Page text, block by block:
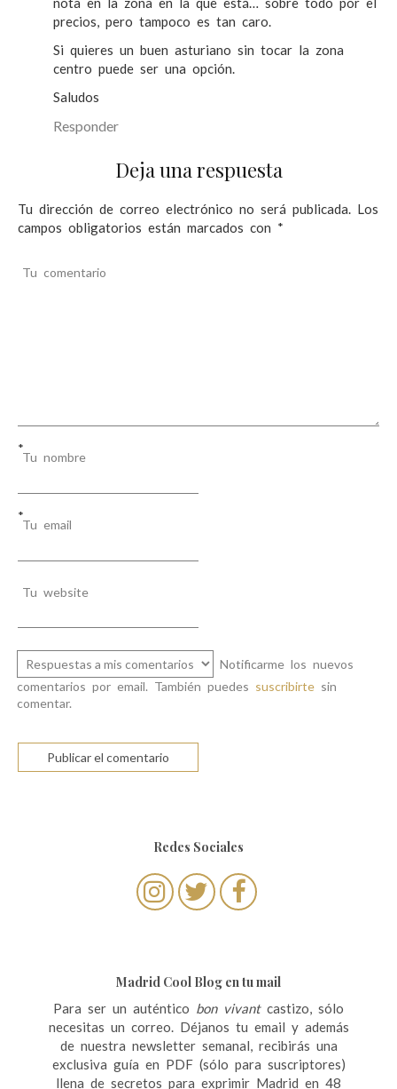
precios, pero tampoco es tan caro.
Si quieres un buen asturiano sin tocar la zona
centro puede ser una opción.
Saludos
Responder
Deja una respuesta
Tu dirección de correo electrónico no será publicada. Los
campos obligatorios están marcados con *
Tu comentario
Tu nombre
*
Tu email
*
Tu website
Notificarme los nuevos
comentarios por email. También puedes suscribirte sin
comentar.
Redes Sociales
Madrid Cool Blog en tu mail
Para ser un auténtico bon vivantcastizo, sólo
necesitas un correo. Déjanos tu email y además
de nuestra newsletter semanal, recibirás una
exclusiva guía en PDF (sólo para suscriptores)
llena de secretos para exprimir Madrid en 48